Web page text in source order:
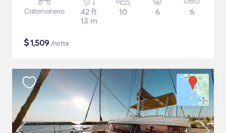
Catamarano
42 ft
13 m
10 6 6
$1,509 /notte